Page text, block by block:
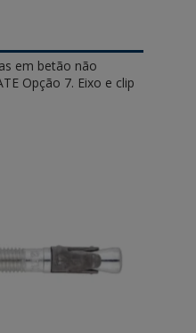
em betão não
Opção 7. Eixo e clip